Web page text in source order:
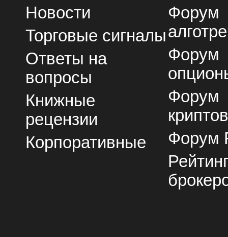
Новости
Торговые сигналы
Ответы на
вопросы
Книжные
рецензии
Корпоративные
Форум
Форум
Форум
Форум